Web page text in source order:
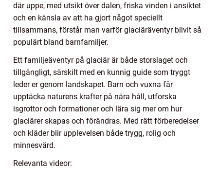
där uppe, med utsikt över dalen, friska vinden i ansiktet
och en känsla av att ha gjort något speciellt
tillsammans, förstår man varför glaciäräventyr blivit så
populärt bland barnfamiljer.
Ett familjeäventyr på glaciär är både storslaget och
tillgängligt, särskilt med en kunnig guide som tryggt
leder er genom landskapet. Barn och vuxna får
upptäcka naturens krafter på nära håll, utforska
isgrottor och formationer och lära sig mer om hur
glaciärer skapas och förändras. Med rätt förberedelser
och kläder blir upplevelsen både trygg, rolig och
minnesvärd.
Relevanta videor: